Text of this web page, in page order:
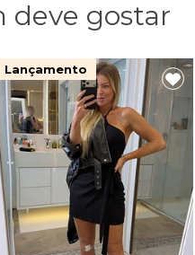
deve gostar
Lançamento